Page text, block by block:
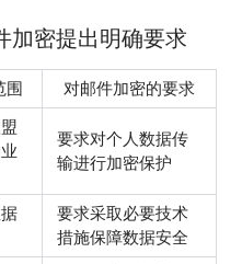
加密提出明确要求
围 对邮件加密的要求
要求对个人数据传
输进行加密保护
要求采取必要技术
措施保障数据安全